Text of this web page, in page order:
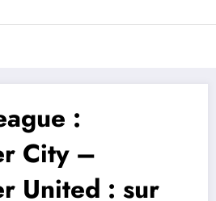
Trivela
L'actualité du football
:
City –
United : sur